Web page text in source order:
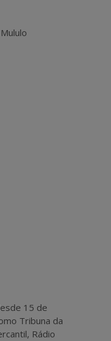
15 de
Tribuna da
Rádio